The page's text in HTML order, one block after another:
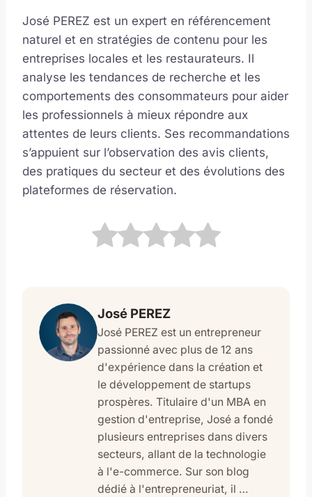
José PEREZ est un expert en référencement
naturel et en stratégies de contenu pour les
entreprises locales et les restaurateurs. Il
analyse les tendances de recherche et les
comportements des consommateurs pour aider
les professionnels à mieux répondre aux
attentes de leurs clients. Ses recommandations
s’appuient sur l’observation des avis clients,
des pratiques du secteur et des évolutions des
plateformes de réservation.
José PEREZ
José PEREZ est un entrepreneur
passionné avec plus de 12 ans
d'expérience dans la création et
le développement de startups
prospères. Titulaire d'un MBA en
gestion d'entreprise, José a fondé
plusieurs entreprises dans divers
secteurs, allant de la technologie
à l'e-commerce. Sur son blog
dédié à l'entrepreneuriat, il …